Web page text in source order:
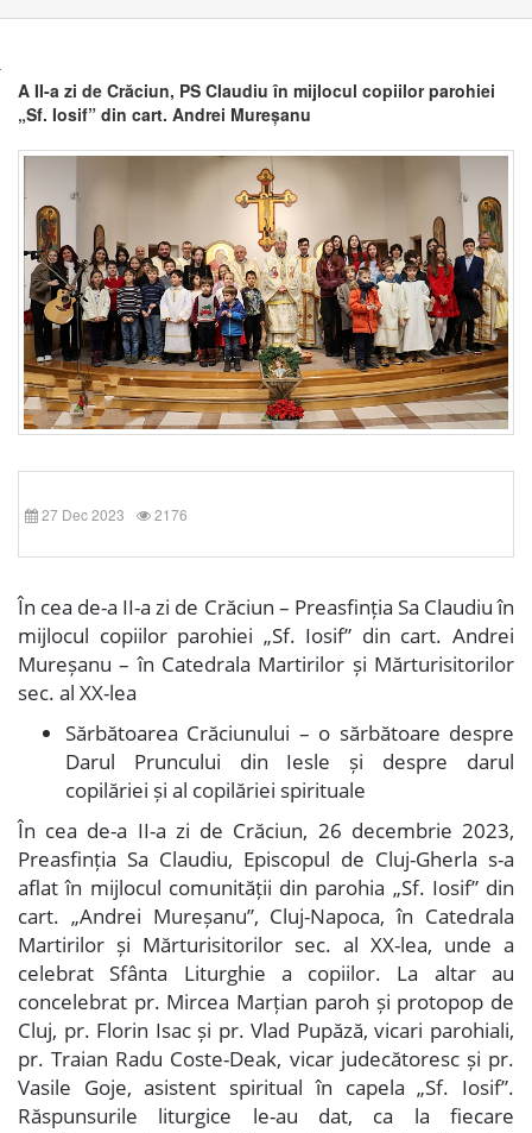
A II-a zi de Crăciun, PS Claudiu în mijlocul copiilor parohiei
„Sf. Iosif” din cart. Andrei Mureșanu
27 Dec 2023 2176
În cea de-a II-a zi de Crăciun – Preasfinția Sa Claudiu în
mijlocul copiilor parohiei „Sf. Iosif” din cart. Andrei
Mureșanu – în Catedrala Martirilor și Mărturisitorilor
sec. al XX-lea
Sărbătoarea Crăciunului – o sărbătoare despre
Darul Pruncului din Iesle și despre darul
copilăriei și al copilăriei spirituale
În cea de-a II-a zi de Crăciun, 26 decembrie 2023,
Preasfinția Sa Claudiu, Episcopul de Cluj-Gherla s-a
aflat în mijlocul comunității din parohia „Sf. Iosif” din
cart. „Andrei Mureșanu”, Cluj-Napoca, în Catedrala
Martirilor și Mărturisitorilor sec. al XX-lea, unde a
celebrat Sfânta Liturghie a copiilor. La altar au
concelebrat pr. Mircea Marțian paroh și protopop de
Cluj, pr. Florin Isac și pr. Vlad Pupăză, vicari parohiali,
pr. Traian Radu Coste-Deak, vicar judecătoresc și pr.
Vasile Goje, asistent spiritual în capela „Sf. Iosif”.
Răspunsurile liturgice le-au dat, ca la fiecare